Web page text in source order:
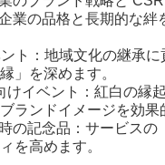
業の品格と長期的な
ト：地域文化の継承
」を深めます。
けイベント：紅白の縁
ランドイメージを効果
の記念品：サービス
を高めます。